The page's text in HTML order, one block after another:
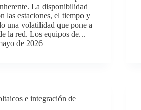
La disponibilidad
las estaciones, el tiempo y
una volatilidad que pone a
la red. Los equipos de...
de 2026
e integración de